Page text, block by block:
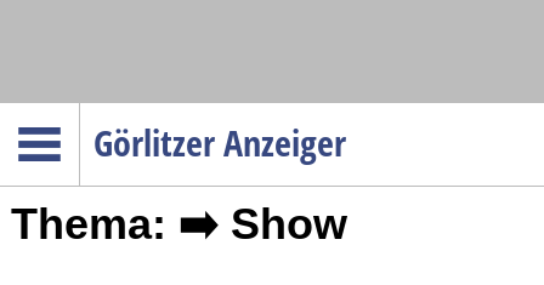
Görlitzer Anzeiger
Menüpunkte
Startseite
Thema: ➡️ Show